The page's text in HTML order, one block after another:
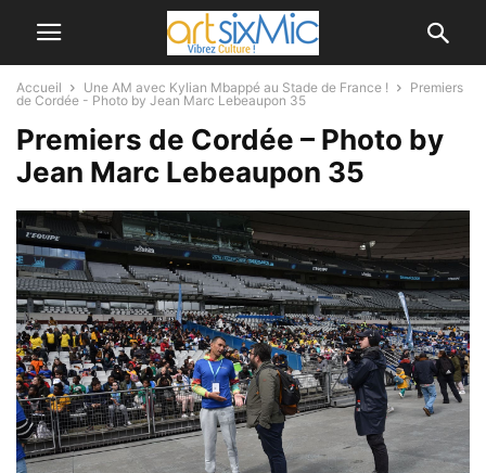
Accueil Une AM avec Kylian Mbappé au Stade de France !
Premiers
de Cordée - Photo by Jean Marc Lebeaupon 35
Premiers de Cordée – Photo by
Jean Marc Lebeaupon 35